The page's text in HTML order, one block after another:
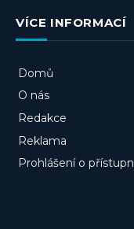
VÍCE INFORMACÍ
Domů
O nás
Redakce
Reklama
Prohlášení o